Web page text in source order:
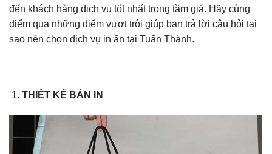
đến khách hàng dịch vụ tốt nhất trong tầm giá. Hãy cùng
điểm qua những điểm vượt trội giúp bạn trả lời câu hỏi tại
sao nên chọn dịch vụ in ấn tại Tuấn Thành.
THIẾT KẾ BẢN IN